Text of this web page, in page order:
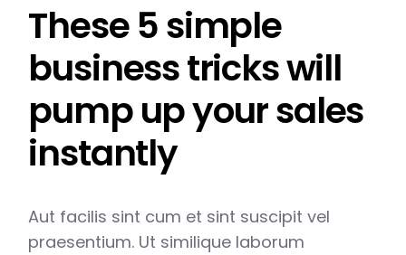
These 5 simple
business tricks will
pump up your sales
instantly
Aut facilis sint cum et sint suscipit vel
praesentium. Ut similique laborum